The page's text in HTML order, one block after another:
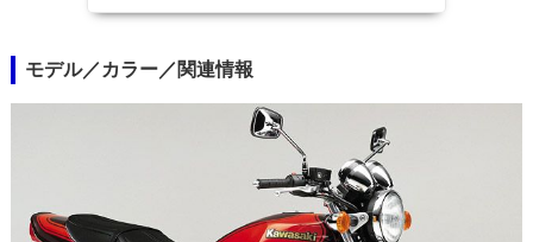
モデル／カラー／関連情報